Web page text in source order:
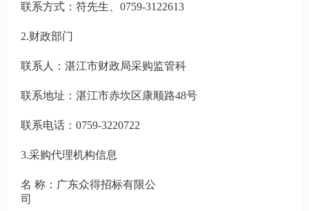
联系方式：符先生、0759-3122613
2.财政部门
联系人：湛江市财政局采购监管科
联系地址：湛江市赤坎区康顺路48号
联系电话：0759-3220722
3.采购代理机构信息
名 称：广东众得招标有限公
司